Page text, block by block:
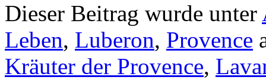
Dieser Beitrag wurde unter
Leben, Luberon, Provence
Kräuter der Provence,